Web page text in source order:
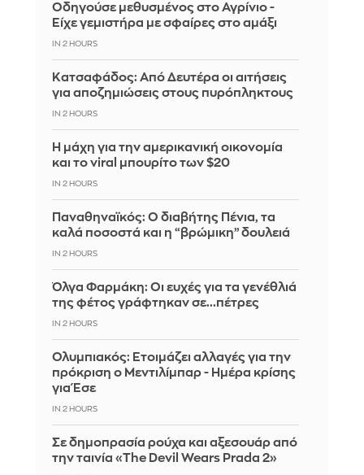
Οδηγούσε μεθυσμένος στο Αγρίνιο -
Είχε γεμιστήρα με σφαίρες στο αμάξι
IN 2 HOURS
Κατσαφάδος: Από Δευτέρα οι αιτήσεις
για αποζημιώσεις στους πυρόπληκτους
IN 2 HOURS
Η μάχη για την αμερικανική οικονομία
και το viral μπουρίτο των $20
IN 2 HOURS
Παναθηναϊκός: Ο διαβήτης Πένια, τα
καλά ποσοστά και η “βρώμικη” δουλειά
IN 2 HOURS
Όλγα Φαρμάκη: Οι ευχές για τα γενέθλιά
της φέτος γράφτηκαν σε...πέτρες
IN 2 HOURS
Ολυμπιακός: Ετοιμάζει αλλαγές για την
πρόκριση ο Μεντιλίμπαρ - Ημέρα κρίσης
για Έσε
IN 2 HOURS
Σε δημοπρασία ρούχα και αξεσουάρ από
την ταινία «The Devil Wears Prada 2»